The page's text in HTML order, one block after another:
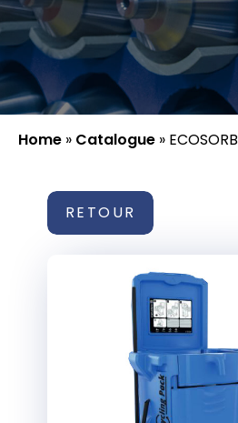
Home » Catalogue » ECOSORB
RETOUR